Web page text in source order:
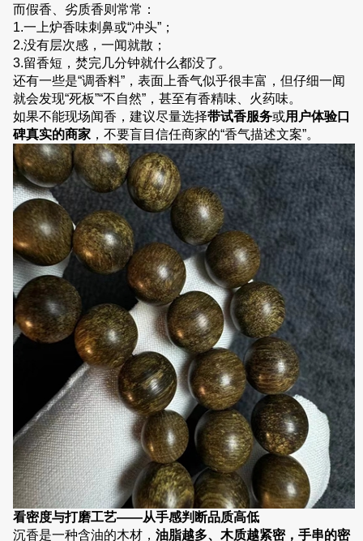
而假香、劣质香则常常：
1.一上炉香味刺鼻或“冲头”；
2.没有层次感，一闻就散；
3.留香短，焚完几分钟就什么都没了。
还有一些是“调香料”，表面上香气似乎很丰富，但仔细一闻
就会发现“死板”“不自然”，甚至有香精味、火药味。
如果不能现场闻香，建议尽量选择带试香服务或用户体验口
碑真实的商家 ，不要盲目信任商家的“香气描述文案”。
看密度与打磨工艺——从手感判断品质高低
沉香是一种含油的木材， 油脂越多、木质越紧密，手串的密